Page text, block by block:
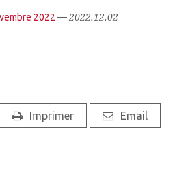
2022 —2022.12.02
Imprimer Email